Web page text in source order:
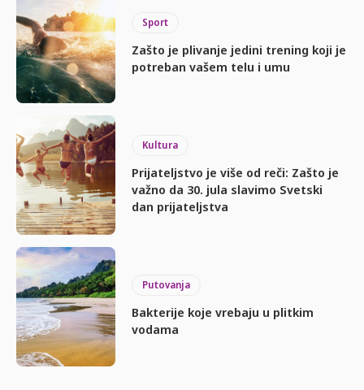
Sport
Zašto je plivanje jedini trening koji je
potreban vašem telu i umu
Kultura
Prijateljstvo je više od reči: Zašto je
važno da 30. jula slavimo Svetski
dan prijateljstva
Putovanja
Bakterije koje vrebaju u plitkim
vodama